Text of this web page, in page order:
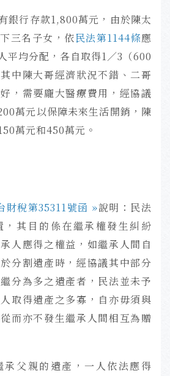
銀行存款1,800萬元，由於陳太
三名子女，依民法第1144條應
平均分配，各自取得1／3（600
中陳大哥經濟狀況不錯、二哥
，需要龐大醫療費用，經協議
萬元以保障未來生活開銷，陳
萬元和450萬元。
財稅第35311號函 »說明： 民法
，其目的係在繼承權發生糾紛
人應得之權益，如繼承人間自
分割遺產時，經協議其中部分
分為多之遺產者，民法並未予
取得遺產之多寡，自亦毋須與
而亦不發生繼承人間相互為贈
承父親的遺產，一人依法應得